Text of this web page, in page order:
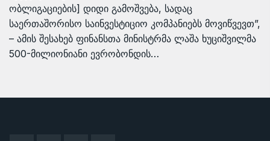
ობლიგაციების] დიდი გამოშვება, სადაც
საერთაშორისო საინვესტიციო კომპანიებს მოვიწვევთ”,
– ამის შესახებ ფინანსთა მინისტრმა ლაშა ხუციშვილმა
500-მილიონიანი ევრობონდის…